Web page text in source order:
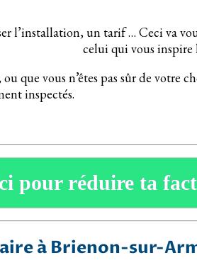
l’installation, un tarif … Ceci va
celui qui vous inspire
que vous n’êtes pas sûr de votre
inspectés.
pour réduire ta
à Brienon-sur-